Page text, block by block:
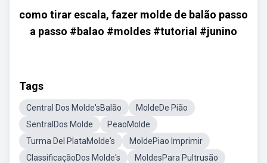
como tirar escala, fazer molde de balão passo
a passo #balao #moldes #tutorial #junino
Tags
Central Dos Molde'sBalão
MoldeDe Pião
SentralDos Molde
PeaoMolde
Turma Del PlataMolde's
MoldePiao Imprimir
ClassificaçãoDos Molde's
MoldesPara Pultrusão